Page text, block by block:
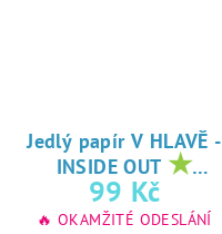
Jedlý papír V HLAVĚ -
INSIDE OUT ★
oblíbený tisk na
jedlý papír
99 Kč
🔥 OKAMŽITÉ ODESLÁNÍ